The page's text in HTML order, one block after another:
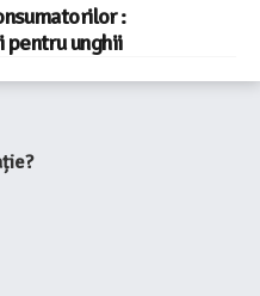
:
pentru unghii